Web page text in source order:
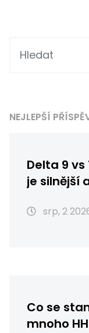
NEJLEPŠÍ
Delta 9
je silnější
srp, 2
Co se
mnoho